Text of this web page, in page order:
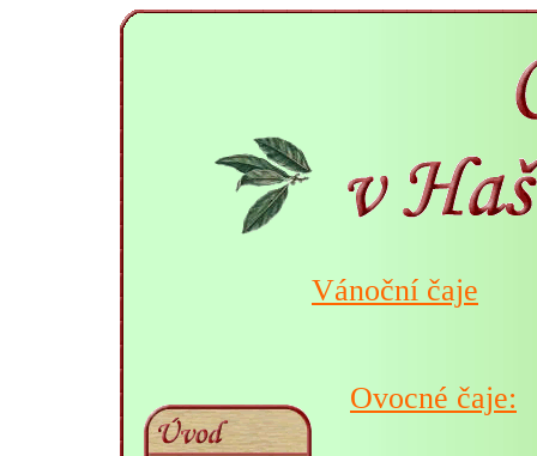
Vánoční čaje
Ovocné čaje: